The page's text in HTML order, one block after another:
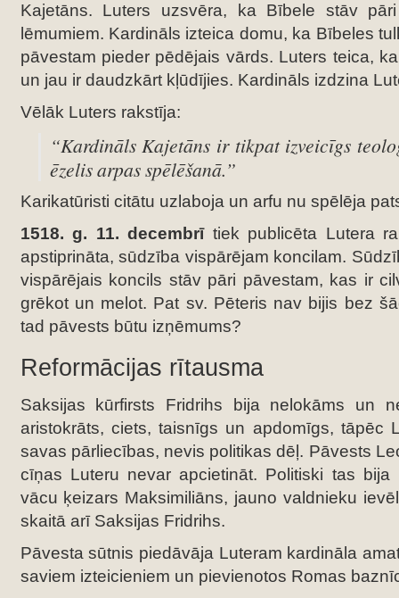
Kajetāns. Luters uzsvēra, ka Bībele stāv
lēmumiem. Kardināls izteica domu, ka Bībeles
pāvestam pieder pēdējais vārds. Luters teica,
un jau ir daudzkārt kļūdījies. Kardināls izdzina
Vēlāk Luters rakstīja:
“Kardināls Kajetāns ir tikpat izveicīgs
ēzelis arpas spēlēšanā.”
Karikatūristi citātu uzlaboja un arfu nu spēlēja
1518. g. 11. decembrītiek publicēta Lutera
apstiprināta, sūdzība vispārējam koncilam.
vispārējais koncils stāv pāri pāvestam, kas ir
grēkot un melot. Pat sv. Pēteris nav bijis bez
tad pāvests būtu izņēmums?
Reformācijas rītausma
Saksijas kūrfirsts Fridrihs bija nelokāms un
aristokrāts, ciets, taisnīgs un apdomīgs, tāpēc
savas pārliecības, nevis politikas dēļ. Pāvests
cīņas Luteru nevar apcietināt. Politiski tas bija
vācu ķeizars Maksimiliāns, jauno valdnieku
skaitā arī Saksijas Fridrihs.
Pāvesta sūtnis piedāvāja Luteram kardināla
saviem izteicieniem un pievienotos Romas